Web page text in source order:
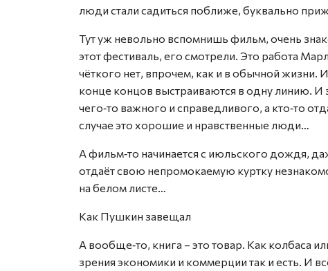
люди стали садиться поближе, буквально
Тут уж невольно вспомнишь фильм, очень
этот фестиваль, его смотрели. Это работа
чёткого нет, впрочем, как и в обычной жизни.
конце концов выстраиваются в одну линию. И
чего‑то важного и справедливого, а кто‑то
случае это хорошие и нравственные люди…
А фильм‑то начинается с июльского дождя,
отдаёт свою непромокаемую куртку
на белом листе…
Как Пушкин завещал
А вообще‑то, книга – это товар. Как колбаса
зрения экономики и коммерции так и есть. И